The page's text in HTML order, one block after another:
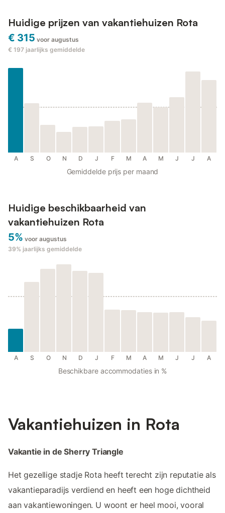
Huidige prijzen van vakantiehuizen Rota
€ 315 voor augustus
€ 197 jaarlijks gemiddelde
A S O N D J F M A M J J A
Gemiddelde prijs per maand
Huidige beschikbaarheid van
vakantiehuizen Rota
5% voor augustus
39% jaarlijks gemiddelde
A S O N D J F M A M J J A
Beschikbare accommodaties in %
Vakantiehuizen in Rota
Vakantie in de Sherry Triangle
Het gezellige stadje Rota heeft terecht zijn reputatie als
vakantieparadijs verdiend en heeft een hoge dichtheid
aan vakantiewoningen. U woont er heel mooi, vooral